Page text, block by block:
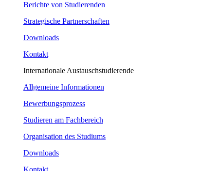
Berichte von Studierenden
Strategische Partnerschaften
Downloads
Kontakt
Internationale Austauschstudierende
Allgemeine Informationen
Bewerbungsprozess
Studieren am Fachbereich
Organisation des Studiums
Downloads
Kontakt